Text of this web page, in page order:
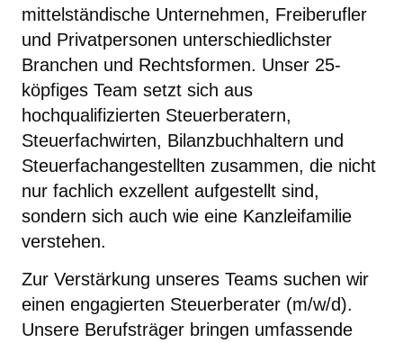
mittelständische Unternehmen, Freiberufler
und Privatpersonen unterschiedlichster
Branchen und Rechtsformen. Unser 25-
köpfiges Team setzt sich aus
hochqualifizierten Steuerberatern,
Steuerfachwirten, Bilanzbuchhaltern und
Steuerfachangestellten zusammen, die nicht
nur fachlich exzellent aufgestellt sind,
sondern sich auch wie eine Kanzleifamilie
verstehen.
Zur Verstärkung unseres Teams suchen wir
einen engagierten Steuerberater (m/w/d).
Unsere Berufsträger bringen umfassende